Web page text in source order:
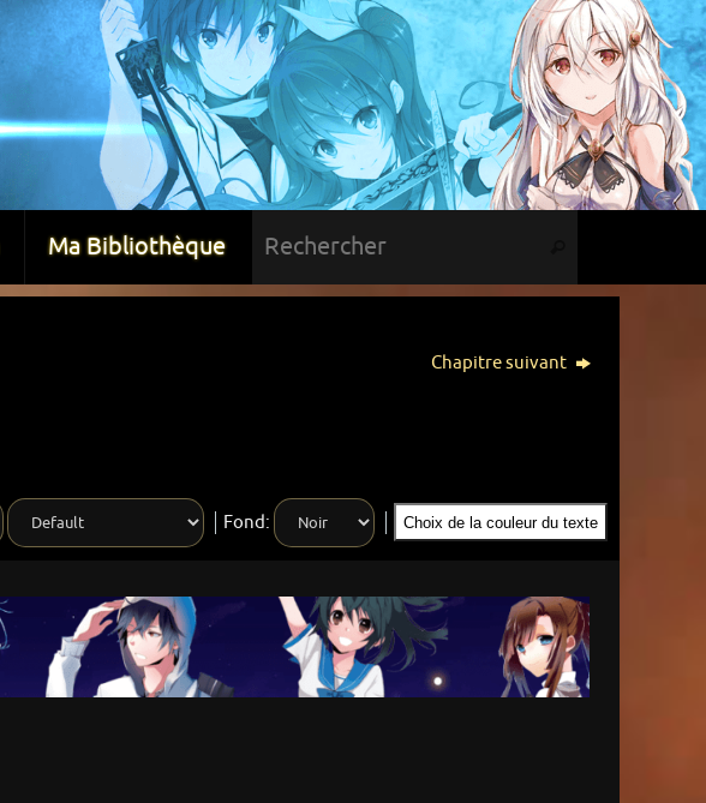
Ma Bibliothèque
Chapitre suivant
Fond: Choix de la couleur du texte